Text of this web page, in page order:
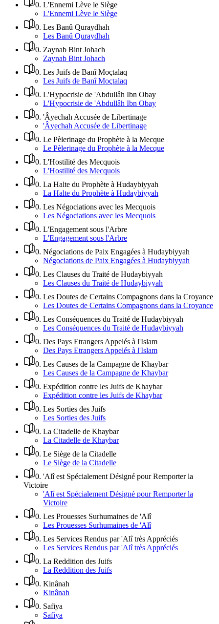
0. L'Ennemi Lève le Siège
L'Ennemi Lève le Siège
0. Les Banû Quraydhah
Les Banû Quraydhah
0. Zaynab Bint Johach
Zaynab Bint Johach
0. Les Juifs de Banî Moçtalaq
Les Juifs de Banî Moçtalaq
0. L'Hypocrisie de 'Abdullâh Ibn Obay
L'Hypocrisie de 'Abdullâh Ibn Obay
0. 'Âyechah Accusée de Libertinage
'Âyechah Accusée de Libertinage
0. Le Pèlerinage du Prophète à la Mecque
Le Pèlerinage du Prophète à la Mecque
0. L'Hostilité des Mecquois
L'Hostilité des Mecquois
0. La Halte du Prophète à Hudaybiyyah
La Halte du Prophète à Hudaybiyyah
0. Les Négociations avec les Mecquois
Les Négociations avec les Mecquois
0. L'Engagement sous l'Arbre
L'Engagement sous l'Arbre
0. Négociations de Paix Engagées à Hudaybiyyah
Négociations de Paix Engagées à Hudaybiyyah
0. Les Clauses du Traité de Hudaybiyyah
Les Clauses du Traité de Hudaybiyyah
0. Les Doutes de Certains Compagnons dans la Croyance
Les Doutes de Certains Compagnons dans la Croyance
0. Les Conséquences du Traité de Hudaybiyyah
Les Conséquences du Traité de Hudaybiyyah
0. Des Pays Etrangers Appelés à l'Islam
Des Pays Etrangers Appelés à l'Islam
0. Les Causes de la Campagne de Khaybar
Les Causes de la Campagne de Khaybar
0. Expédition contre les Juifs de Khaybar
Expédition contre les Juifs de Khaybar
0. Les Sorties des Juifs
Les Sorties des Juifs
0. La Citadelle de Khaybar
La Citadelle de Khaybar
0. Le Siège de la Citadelle
Le Siège de la Citadelle
0. 'Alî est Spécialement Désigné pour Remporter la
Victoire
'Alî est Spécialement Désigné pour Remporter la
Victoire
0. Les Prouesses Surhumaines de 'Alî
Les Prouesses Surhumaines de 'Alî
0. Les Services Rendus par 'Alî très Appréciés
Les Services Rendus par 'Alî très Appréciés
0. La Reddition des Juifs
La Reddition des Juifs
0. Kinânah
Kinânah
0. Safiya
Safiya